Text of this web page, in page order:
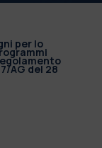
per lo
AG del 28